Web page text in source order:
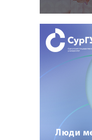
Люди